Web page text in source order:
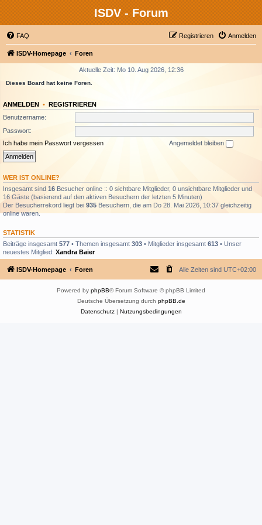
ISDV - Forum
FAQ Anmelden
Registrieren
ISDV-Homepage Foren
Aktuelle Zeit: Mo 10. Aug 2026, 12:36
Dieses Board hat keine Foren.
ANMELDEN • REGISTRIEREN
Benutzername:
Passwort:
Ich habe mein Passwort vergessen
Angemeldet bleiben
WER IST ONLINE?
Insgesamt sind 16 Besucher online :: 0 sichtbare Mitglieder, 0 unsichtbare Mitglieder und
16 Gäste (basierend auf den aktiven Besuchern der letzten 5 Minuten)
Der Besucherrekord liegt bei 935 Besuchern, die am Do 28. Mai 2026, 10:37 gleichzeitig
online waren.
STATISTIK
Beiträge insgesamt 577 • Themen insgesamt 303 • Mitglieder insgesamt 613 • Unser
neuestes Mitglied: Xandra Baier
ISDV-Homepage Foren Alle Zeiten sind UTC+02:00
Powered by phpBB® Forum Software © phpBB Limited
Deutsche Übersetzung durch phpBB.de
Datenschutz| Nutzungsbedingungen